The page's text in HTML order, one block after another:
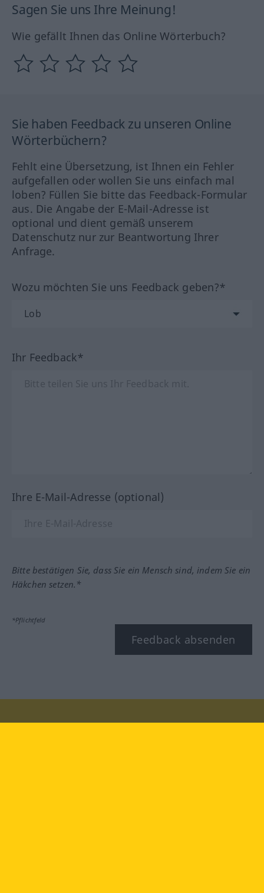
Sagen Sie uns Ihre Meinung!
Wie gefällt Ihnen das Online Wörterbuch?
Sie haben Feedback zu unseren Online
Wörterbüchern?
Fehlt eine Übersetzung, ist Ihnen ein Fehler
aufgefallen oder wollen Sie uns einfach mal
loben? Füllen Sie bitte das Feedback-Formular
aus. Die Angabe der E-Mail-Adresse ist
optional und dient gemäß unserem
Datenschutz nur zur Beantwortung Ihrer
Anfrage.
Wozu möchten Sie uns Feedback geben?*
Ihr Feedback*
Ihre E-Mail-Adresse (optional)
Bitte bestätigen Sie, dass Sie ein Mensch sind, indem Sie ein
Häkchen setzen.*
*Pflichtfeld
Feedback absenden